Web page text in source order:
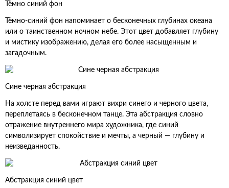
Тёмно синий фон
Тёмно-синий фон напоминает о бесконечных глубинах океана
или о таинственном ночном небе. Этот цвет добавляет глубину
и мистику изображению, делая его более насыщенным и
загадочным.
Сине черная абстракция
На холсте перед вами играют вихри синего и черного цвета,
переплетаясь в бесконечном танце. Эта абстракция словно
отражение внутреннего мира художника, где синий
символизирует спокойствие и мечты, а черный — глубину и
неизведанность.
Абстракция синий цвет